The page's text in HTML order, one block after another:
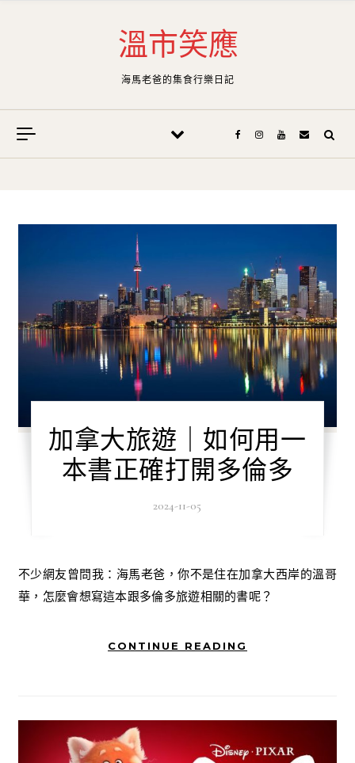
溫市笑應
海馬老爸的集食行樂日記
加拿大旅遊｜如何用一
本書正確打開多倫多
2024-11-05
不少網友曾問我：海馬老爸，你不是住在加拿大西岸的溫哥
華，怎麼會想寫這本跟多倫多旅遊相關的書呢？
CONTINUE READING